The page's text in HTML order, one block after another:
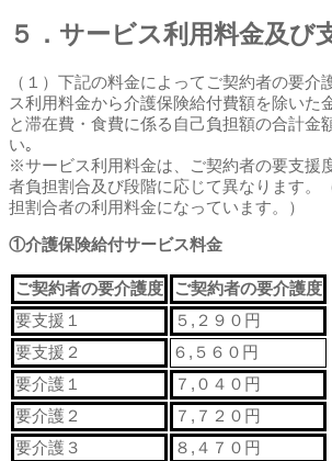
５．サービス利用料金及び
（１）下記の料金によってご契約者の要介
ス利用料金から介護保険給付費額を除いた
と滞在費・食費に係る自己負担額の合計金
い｡
※サービス利用料金は、ご契約者の要支援
者負担割合及び段階に応じて異なります。
担割合者の利用料金になっています。）
①介護保険給付サービス料金
ご契約者の要介護度
ご契約者の要介護度
要支援１
５,２９０円
要支援２
６,５６０円
要介護１
７,０４０円
要介護２
７,７２０円
要介護３
８,４７０円